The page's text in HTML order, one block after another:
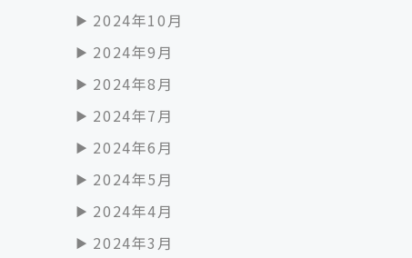
2024年10月
2024年9月
2024年8月
2024年7月
2024年6月
2024年5月
2024年4月
2024年3月